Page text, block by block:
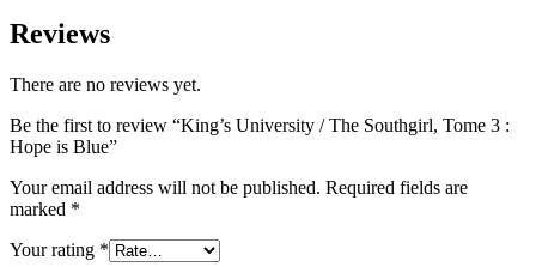
Reviews
There are no reviews yet.
Be the first to review “King’s University / The Southgirl, Tome 3 :
Hope is Blue”
Your email address will not be published. Required fields are
marked *
Your rating *